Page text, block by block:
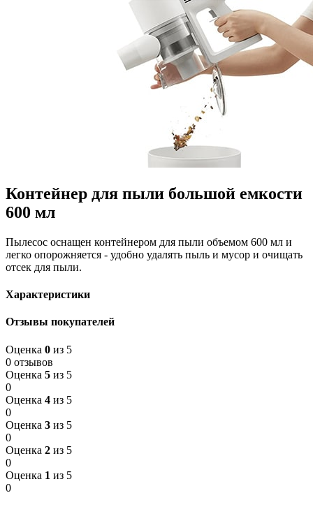
Контейнер для пыли большой емкости
600 мл
Пылесос оснащен контейнером для пыли объемом 600 мл и
легко опорожняется - удобно удалять пыль и мусор и очищать
отсек для пыли.
Характеристики
Отзывы покупателей
Оценка 0 из 5
0 отзывов
Оценка 5 из 5
0
Оценка 4 из 5
0
Оценка 3 из 5
0
Оценка 2 из 5
0
Оценка 1 из 5
0